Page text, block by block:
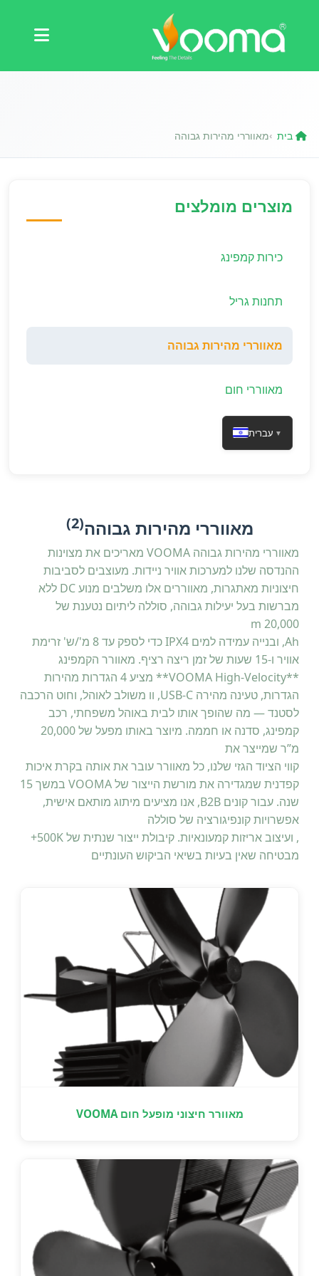
תעודות
מקרה בוחן
בית ›מאווררי מהירות גבוהה
מוצרים מומלצים
כירות קמפינג
תחנות גריל
מאווררי מהירות גבוהה
מאווררי חום
עברית ▼
מאווררי מהירות גבוהה(2)
מאווררי מהירות גבוהה VOOMA מאריכים את מצוינות
ההנדסה שלנו למערכות אוויר ניידות. מעוצבים לסביבות
חיצוניות מאתגרות, מאווררים אלו משלבים מנוע DC ללא
מברשות בעל יעילות גבוהה, סוללה ליתיום נטענת של
20,000 m
Ah, ובנייה עמידה למים IPX4 כדי לספק עד 8 מ'/ש' זרימת
אוויר ו-15 שעות של זמן ריצה רציף. מאוורר הקמפינג
**VOOMA High-Velocity** מציע 4 הגדרות מהירות
הגדרות, טעינה מהירה USB-C, וו משולב לאוהל, וחוט הרכבה
לסטנד — מה שהופך אותו לבית באוהל משפחתי, רכב
קמפינג, סדנה או חממה. מיוצר באותו מפעל של 20,000
מ”ר שמייצר את
קווי הציוד הגזי שלנו, כל מאוורר עובר את אותה בקרת איכות
קפדנית שמגדירה את מורשת הייצור של VOOMA במשך 15
שנה. עבור קונים B2B, אנו מציעים מיתוג מותאם אישית,
אפשרויות קונפיגורציה של סוללה
, ועיצוב אריזות קמעונאיות. קיבולת ייצור שנתית של 500K+
מבטיחה שאין בעיות בשיאי הביקוש העונתיים
מאוורר חיצוני מופעל חום VOOMA